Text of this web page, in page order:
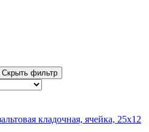
Скрыть фильтр